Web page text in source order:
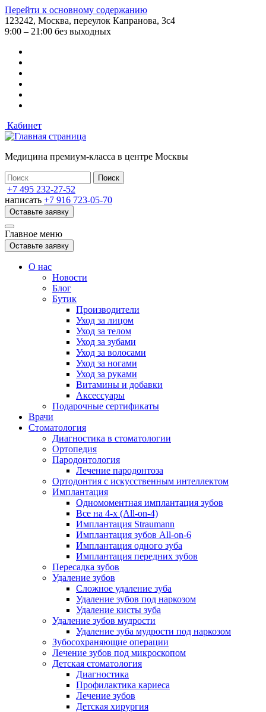
Перейти к основному содержанию
123242, Москва, переулок Капранова, 3с4
9:00 – 21:00 без выходных
Кабинет
Медицина премиум-класса в центре Москвы
+7 495 232-27-52
написать +7 916 723-05-70
Оставьте заявку
Главное меню
Оставьте заявку
О нас
Новости
Блог
Бутик
Производители
Уход за лицом
Уход за телом
Уход за зубами
Уход за волосами
Уход за ногами
Уход за руками
Витамины и добавки
Аксессуары
Подарочные сертификаты
Врачи
Стоматология
Диагностика в стоматологии
Ортопедия
Пародонтология
Лечение пародонтоза
Ортодонтия с искусственным интеллектом
Имплантация
Одномоментная имплантация зубов
Все на 4-х (All-on-4)
Имплантация Straumann
Имплантация зубов All-on-6
Имплантация одного зуба
Имплантация передних зубов
Пересадка зубов
Удаление зубов
Сложное удаление зуба
Удаление зубов под наркозом
Удаление кисты зуба
Удаление зубов мудрости
Удаление зуба мудрости под наркозом
Зубосохраняющие операции
Лечение зубов под микроскопом
Детская стоматология
Диагностика
Профилактика кариеса
Лечение зубов
Детская хирургия